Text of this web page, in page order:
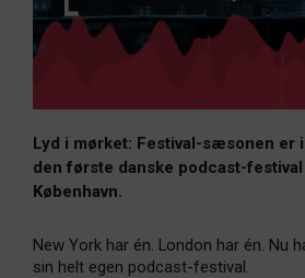
Lyd i mørket: Festival-sæsonen er
den første danske podcast-
København.
New York har én. London har én. Nu
sin helt egen podcast-festival.